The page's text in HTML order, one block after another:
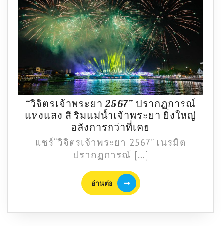
“วิจิตรเจ้าพระยา 2567” ปรากฏการณ์
แห่งแสง สี ริมแม่น้ำเจ้าพระยา ยิ่งใหญ่
อลังการกว่าที่เคย
เจ้าพระยา
ริม
แชร์“วิจิตรเจ้าพระยา 2567” เนรมิต
ปรากฏการณ์ […]
อ่านต่อ
อ่าน
ต่อ